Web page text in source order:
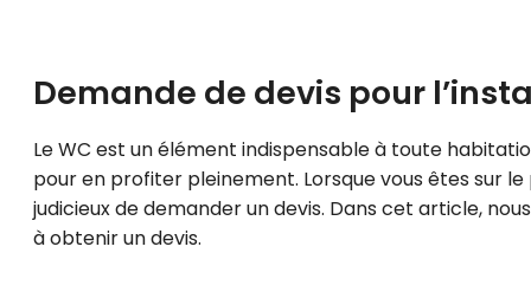
Demande de devis pour
Le WC est un élément indispensable à toute
pour en profiter pleinement. Lorsque vous êtes sur
judicieux de demander un devis. Dans cet article,
à obtenir un devis.